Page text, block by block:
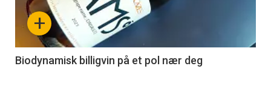
nå
4
+
Biodynamisk billigvin på et pol nær deg